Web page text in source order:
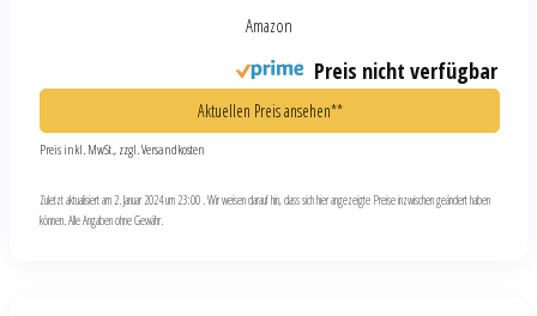
Amazon
Preis nicht verfügbar
Aktuellen Preis ansehen**
Preis inkl. MwSt., zzgl. Versandkosten
Zuletzt aktualisiert am 2. Januar 2024 um 23:00 . Wir weisen darauf hin, dass sich hier angezeigte Preise inzwischen geändert haben
können. Alle Angaben ohne Gewähr.